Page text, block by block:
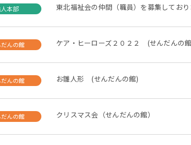
本部 東北福祉会の仲間（職員）を募集してお
んの館 ケア・ヒーローズ２０２２ (せんだんの
んの館 お雛人形 (せんだんの館)
んの館 クリスマス会（せんだんの館）